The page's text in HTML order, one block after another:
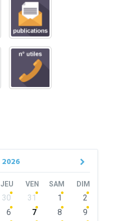
2026
JEU VEN SAM DIM
30 31 1
2
6 7 8
9